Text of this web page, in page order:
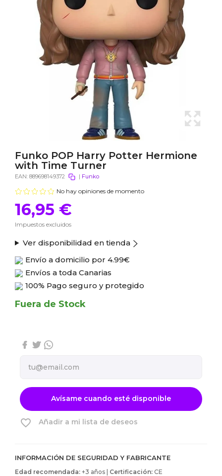
Funko POP Harry Potter Hermione
with Time Turner
EAN: 889698149372 | Funko
No hay opiniones de momento
16,95 €
Impuestos excluidos
Ver disponibilidad en tienda
Envío a domicilio por 4.99€
Envíos a toda Canarias
100% Pago seguro y protegido
Fuera de Stock
Avísame cuando esté disponible
favorite_border Añadir a mi lista de deseos
INFORMACIÓN DE SEGURIDAD Y FABRICANTE
Edad recomendada: +3 años | Certificación: CE